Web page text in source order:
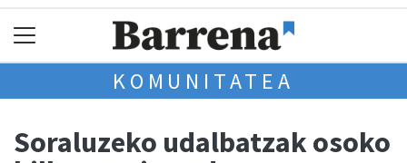
KOMUNITATEA
Soraluzeko udalbatzak osoko